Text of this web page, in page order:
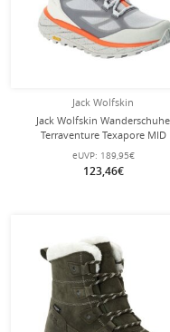
Jack Wolfskin
Jack Wolfskin Wanderschuhe
Terraventure Texapore MID
(wasserdicht, atmungsaktiv)
silbergrau Damen
eUVP: 189,95€
123,46€